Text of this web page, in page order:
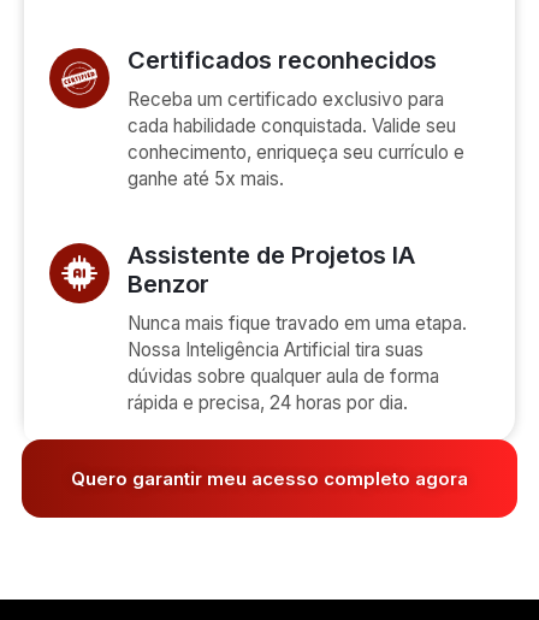
Certificados reconhecidos
Receba um certificado exclusivo para
cada habilidade conquistada. Valide seu
conhecimento, enriqueça seu currículo e
ganhe até 5x mais.
Assistente de Projetos IA
Benzor
Nunca mais fique travado em uma etapa.
Nossa Inteligência Artificial tira suas
dúvidas sobre qualquer aula de forma
rápida e precisa, 24 horas por dia.
Quero garantir meu acesso completo agora